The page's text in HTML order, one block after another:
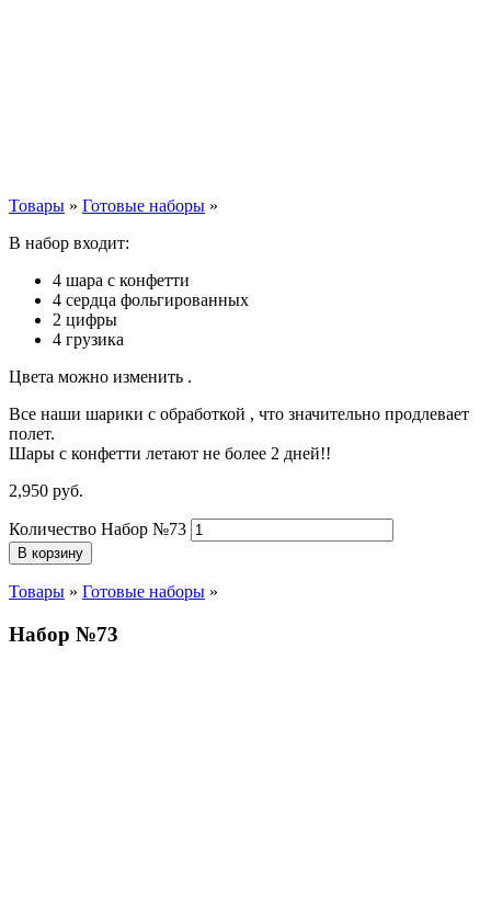
Товары » Готовые наборы »
В набор входит:
4 шара с конфетти
4 сердца фольгированных
2 цифры
4 грузика
Цвета можно изменить .
Все наши шарики с обработкой , что значительно продлевает
полет.
Шары с конфетти летают не более 2 дней!!
2,950 руб.
Количество Набор №73
В корзину
Товары » Готовые наборы »
Набор №73